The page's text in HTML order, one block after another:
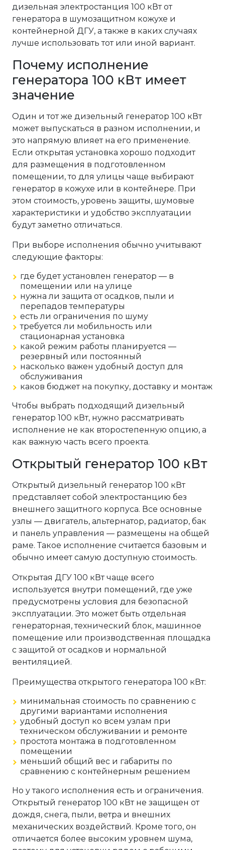
дизельная электростанция 100 кВт от
генератора в шумозащитном кожухе и
контейнерной ДГУ, а также в каких случаях
лучше использовать тот или иной вариант.
Почему исполнение
генератора 100 кВт имеет
значение
Один и тот же дизельный генератор 100 кВт
может выпускаться в разном исполнении, и
это напрямую влияет на его применение.
Если открытая установка хорошо подходит
для размещения в подготовленном
помещении, то для улицы чаще выбирают
генератор в кожухе или в контейнере. При
этом стоимость, уровень защиты, шумовые
характеристики и удобство эксплуатации
будут заметно отличаться.
При выборе исполнения обычно учитывают
следующие факторы:
где будет установлен генератор — в
помещении или на улице
нужна ли защита от осадков, пыли и
перепадов температуры
есть ли ограничения по шуму
требуется ли мобильность или
стационарная установка
какой режим работы планируется —
резервный или постоянный
насколько важен удобный доступ для
обслуживания
каков бюджет на покупку, доставку и монтаж
Чтобы выбрать подходящий дизельный
генератор 100 кВт, нужно рассматривать
исполнение не как второстепенную опцию, а
как важную часть всего проекта.
Открытый генератор 100 кВт
Открытый дизельный генератор 100 кВт
представляет собой электростанцию без
внешнего защитного корпуса. Все основные
узлы — двигатель, альтернатор, радиатор, бак
и панель управления — размещены на общей
раме. Такое исполнение считается базовым и
обычно имеет самую доступную стоимость.
Открытая ДГУ 100 кВт чаще всего
используется внутри помещений, где уже
предусмотрены условия для безопасной
эксплуатации. Это может быть отдельная
генераторная, технический блок, машинное
помещение или производственная площадка
с защитой от осадков и нормальной
вентиляцией.
Преимущества открытого генератора 100 кВт:
минимальная стоимость по сравнению с
другими вариантами исполнения
удобный доступ ко всем узлам при
техническом обслуживании и ремонте
простота монтажа в подготовленном
помещении
меньший общий вес и габариты по
сравнению с контейнерным решением
Но у такого исполнения есть и ограничения.
Открытый генератор 100 кВт не защищен от
дождя, снега, пыли, ветра и внешних
механических воздействий. Кроме того, он
отличается более высоким уровнем шума,